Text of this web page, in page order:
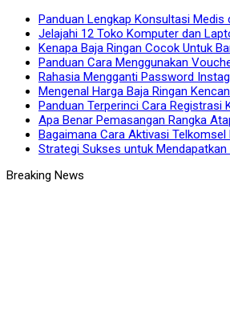
Panduan Lengkap Konsultasi
Jelajahi 12 Toko Komputer dan
Kenapa Baja Ringan Cocok Untuk
Panduan Cara Menggunakan
Rahasia Mengganti Password
Mengenal Harga Baja Ringan
Panduan Terperinci Cara Registrasi
Apa Benar Pemasangan Rangka
Bagaimana Cara Aktivasi
Strategi Sukses untuk